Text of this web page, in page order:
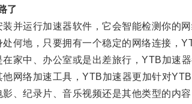
了
运行加速器软件，它会智能检测你的网
地，只要拥有一个稳定的网络连接，
中、办公室或是出差旅行，YTB加速器
络加速工具，YTB加速器更加针对YTB
纪录片、音乐视频还是其他类型的内容